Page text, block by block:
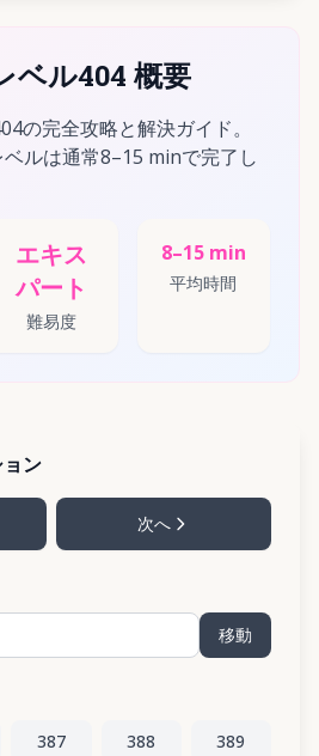
ベル404 概要
の完全攻略と解決ガイド。
ルは通常8–15 minで完了し
エキス
パート
難易度
8–15 min
平均時間
ン
次へ
移動
387 388 389